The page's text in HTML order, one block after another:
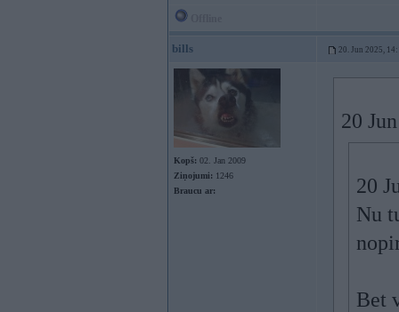
bills 20. Jun 2025,
Kopš: 02. Jan 2009
Ziņojumi: 1246
Braucu ar:
20
20
Nu
Bet